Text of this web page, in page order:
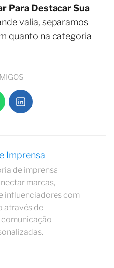
Para Destacar Sua
valia, separamos
quanto na categoria
Imprensa
de imprensa
marcas,
influenciadores com
através de